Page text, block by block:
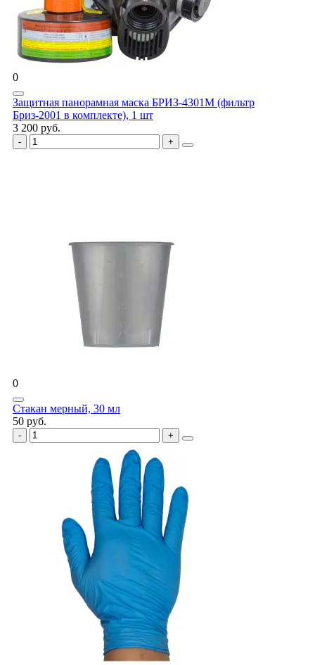
0
Защитная панорамная маска БРИЗ-4301М (фильтр
Бриз-2001 в комплекте), 1 шт
3 200 руб.
0
Стакан мерный, 30 мл
50 руб.